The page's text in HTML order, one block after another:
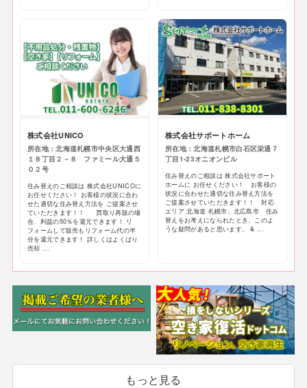
株式会社UNICO
所在地：北海道札幌市中央区大通西
１８丁目２－８ ファミール大通５
０２号
住み替えのご相談は 株式会社UNICOに
お任せください！ お客様の状況に合わ
せた適切な住み替え方法を ご提案させ
ていただきます！！ 買取り再販の場
合、利益の50％を還元できます！ リ
フォームして販売もリフォーム代の半
分を還元できます！ 詳しくはよくばり
売却 ...
株式会社サポートホーム
所在地：北海道札幌市白石区栄通７
丁目1-23オニオンビル
住み替えのご相談は 株式会社サポート
ホームに お任せください！ お客様の
状況に合わせた適切な住み替え方法を
ご提案させていただきます！！ 対応
エリア 北海道 札幌市、北広島市 住み
替えをお考えになられたとき、このよ
うな疑問があると思います。 & ...
もっと見る